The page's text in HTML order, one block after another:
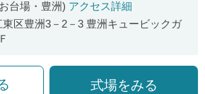
台場・豊洲) アクセス詳細
東区豊洲3－2－3 豊洲キュービックガ
式場をみる